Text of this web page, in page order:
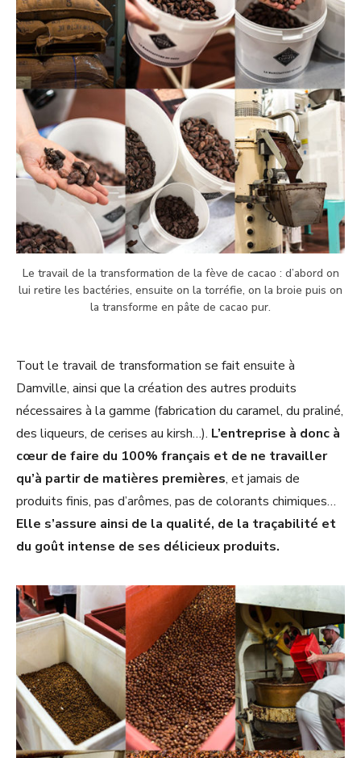
Le travail de la transformation de la fève de cacao : d’abord on
lui retire les bactéries, ensuite on la torréfie, on la broie puis on
la transforme en pâte de cacao pur.
Tout le travail de transformation se fait ensuite à
Damville, ainsi que la création des autres produits
nécessaires à la gamme (fabrication du caramel, du praliné,
des liqueurs, de cerises au kirsh…). L’entreprise à donc à
cœur de faire du 100% français et de ne travailler
qu’à partir de matières premières, et jamais de
produits finis, pas d’arômes, pas de colorants chimiques…
Elle s’assure ainsi de la qualité, de la traçabilité et
du goût intense de ses délicieux produits.